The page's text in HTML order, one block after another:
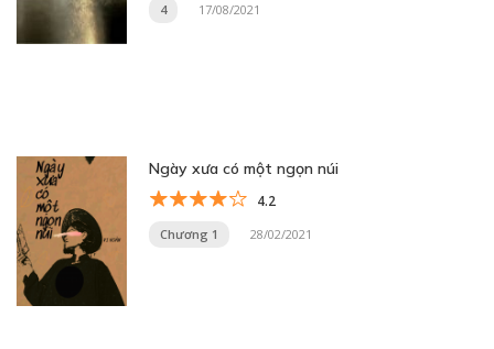
4 17/08/2021
Ngày xưa có một ngọn núi
4.2
Chương 1 28/02/2021